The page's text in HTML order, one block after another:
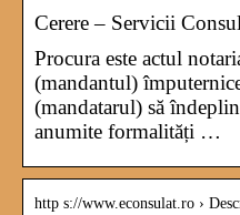
Cerere – Servicii
Procura este actul
(mandantul)
(mandatarul) să
anumite formalități …
http s://www.econsulat.ro ›